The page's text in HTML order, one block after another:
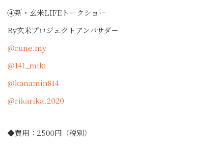
④新・玄米LIFEトークショー
By玄米プロジェクトアンバサダー
@rune.my
@141_miki
@kanamin814
@rikarika.2020
◆費用：2500円（税別）